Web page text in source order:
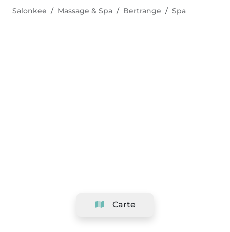
Carte
Salonkee Massage & Spa Bertrange Spa